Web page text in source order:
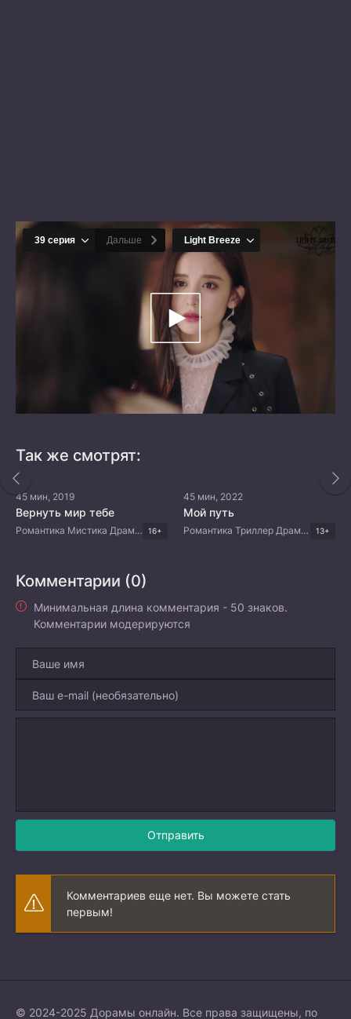
Так же смотрят:
45 мин, 2019
Вернуть мир тебе
Романтика Мистика Драма Китайские дорамы 16+
45 мин, 2022
Мой путь
Романтика Триллер Драма Китайские дорамы 13+
Комментарии (0)
Минимальная длина комментария - 50 знаков.
Комментарии модерируются
Отправить
Комментариев еще нет. Вы можете стать
первым!
© 2024-2025 Дорамы онлайн. Все права защищены, по